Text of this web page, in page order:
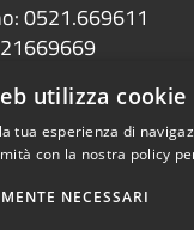
0521.669611
utilizza cookie
tua esperienza di
con la nostra policy
NECESSARI